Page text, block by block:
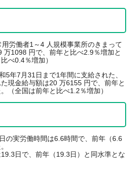
労働者1～4 人規模事業所のきまって
万1098 円で、前年と比べ2.9％増加と
べ0.4％増加）
年7月31日まで1年間に支給された、
現金給与額は20 万6155 円で、前年と
（全国は前年と比べ1.2％増加）
の実労働時間は6.6時間で、前年（6.6
。
日で、前年（19.3日）と同水準とな